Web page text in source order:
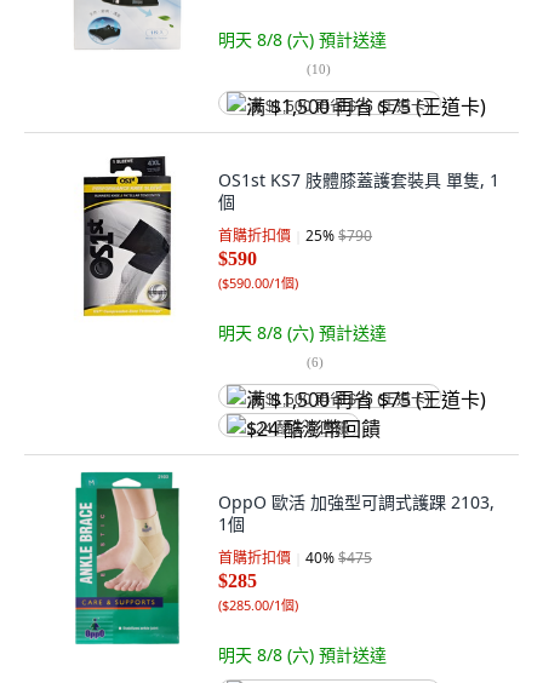
明天 8/8 (六) 預計送達
(10)
满 $1,500 再省 $75 (王道卡)
OS1st KS7 肢體膝蓋護套裝具 單隻, 1
個
首購折扣價 25%$790
$590
($590.00/1個)
明天 8/8 (六) 預計送達
(6)
满 $1,500 再省 $75 (王道卡)
$24 酷澎幣回饋
OppO 歐活 加強型可調式護踝 2103,
1個
首購折扣價 40%$475
$285
($285.00/1個)
明天 8/8 (六) 預計送達